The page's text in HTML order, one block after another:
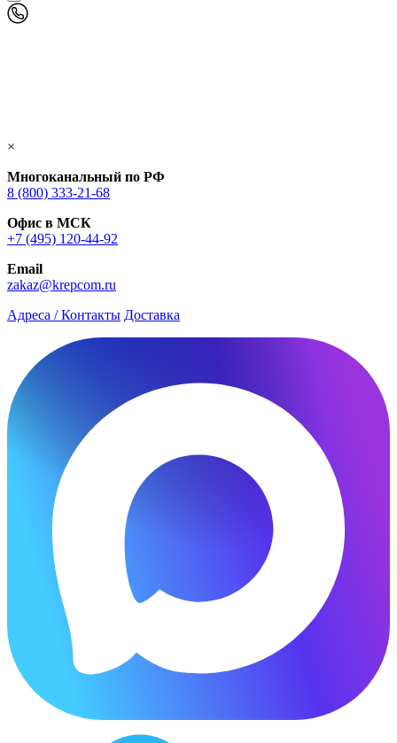
×
Многоканальный по РФ
8 (800) 333‑21-68
Офис в МСК
+7 (495) 120-44-92
Email
zakaz@krepcom.ru
Адреса / Контакты Доставка